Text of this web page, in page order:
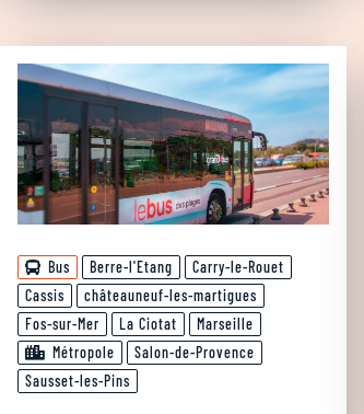
Bus Berre-l'Etang
Carry-le-Rouet
Cassis
châteauneuf-les-martigues
Fos-sur-Mer
La Ciotat
Marseille
Métropole
Salon-de-Provence
Sausset-les-Pins